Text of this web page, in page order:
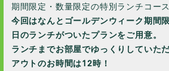
2023 / 1
2022 / 12
2022 / 11
期間限定・数量限定の特別ランチコー
今回はなんとゴールデンウィーク期間
日のランチがついたプランをご用意。
ランチまでお部屋でゆっくりしていた
アウトのお時間は12時！